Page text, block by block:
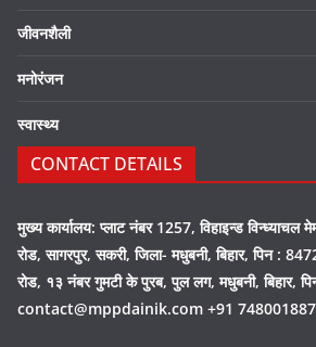
जीवनशैली
मनोरंजन
स्वास्थ्य
CONTACT DETAILS
मुख्य कार्यालय: प्लाट नंबर 1257, विहाइन्ड विन्ध्याचल
रोड, सागरपुर, सकरी, जिला- मधुबनी, बिहार, पिन :
रोड, १३ नंबर गुमटी के पुरब, पुल लग, मधुबनी, बिहार,
contact@mppdainik.com +91